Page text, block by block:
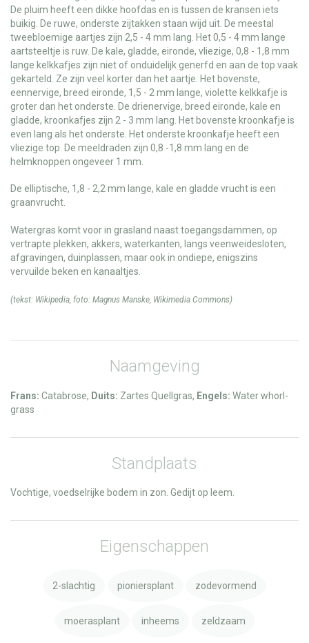
De pluim heeft een dikke hoofdas en is tussen de kransen iets
buikig. De ruwe, onderste zijtakken staan wijd uit. De meestal
tweebloemige aartjes zijn 2,5 - 4 mm lang. Het 0,5 - 4 mm lange
aartsteeltje is ruw. De kale, gladde, eironde, vliezige, 0,8 - 1,8 mm
lange kelkkafjes zijn niet of onduidelijk generfd en aan de top vaak
gekarteld. Ze zijn veel korter dan het aartje. Het bovenste,
eennervige, breed eironde, 1,5 - 2 mm lange, violette kelkkafje is
groter dan het onderste. De drienervige, breed eironde, kale en
gladde, kroonkafjes zijn 2 - 3 mm lang. Het bovenste kroonkafje is
even lang als het onderste. Het onderste kroonkafje heeft een
vliezige top. De meeldraden zijn 0,8 -1,8 mm lang en de
helmknoppen ongeveer 1 mm.
De elliptische, 1,8 - 2,2 mm lange, kale en gladde vrucht is een
graanvrucht.
Watergras komt voor in grasland naast toegangsdammen, op
vertrapte plekken, akkers, waterkanten, langs veenweidesloten,
afgravingen, duinplassen, maar ook in ondiepe, enigszins
vervuilde beken en kanaaltjes.
(tekst: Wikipedia , foto: Magnus Manske Wikimedia Commons)
Naamgeving
Frans: Catabrose, Duits: Zartes Quellgras, Engels: Water whorl-
grass
Standplaats
Vochtige, voedselrijke bodem in zon. Gedijt op leem.
Eigenschappen
2-slachtig pioniersplant zodevormend
moerasplant inheems zeldzaam